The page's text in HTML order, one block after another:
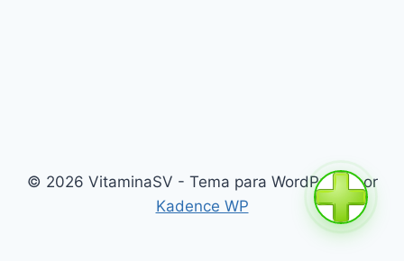
© 2026 VitaminaSV - Tema para WordPress por
Kadence WP